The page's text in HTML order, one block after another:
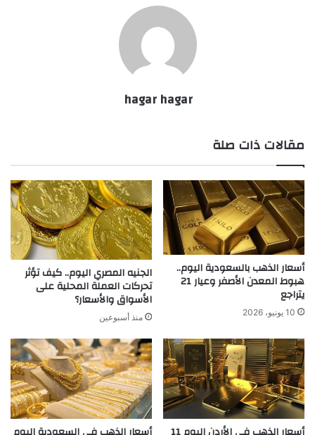
hagar hagar
مقالات ذات صلة
أسعار الذهب بالسعودية اليوم..
هبوط المعدن الأصفر وعيار 21
يتراجع
10 يونيو، 2026
الجنيه المصري اليوم.. كيف تؤثر
تحركات العملة المحلية على
الأسواق والأسعار؟
منذ أسبوعين